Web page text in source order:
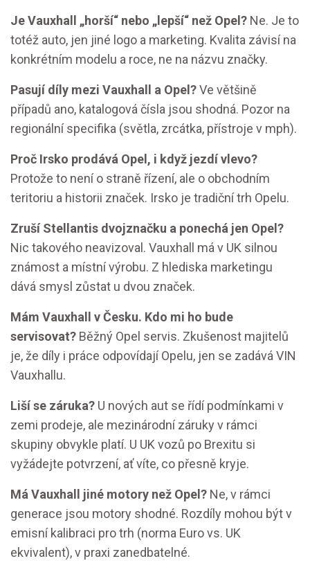
Je Vauxhall „horší“ nebo „lepší“ než Opel? Ne. Je to
totéž auto, jen jiné logo a marketing. Kvalita závisí na
konkrétním modelu a roce, ne na názvu značky.
Pasují díly mezi Vauxhall a Opel?Ve většině
případů ano, katalogová čísla jsou shodná. Pozor na
regionální specifika (světla, zrcátka, přístroje v mph).
Proč Irsko prodává Opel, i když jezdí vlevo?
Protože to není o straně řízení, ale o obchodním
teritoriu a historii značek. Irsko je tradiční trh Opelu.
Zruší Stellantis dvojznačku a ponechá jen Opel?
Nic takového neavizoval. Vauxhall má v UK silnou
známost a místní výrobu. Z hlediska marketingu
dává smysl zůstat u dvou značek.
Mám Vauxhall v Česku. Kdo mi ho bude
servisovat? Běžný Opel servis. Zkušenost majitelů
je, že díly i práce odpovídají Opelu, jen se zadává VIN
Vauxhallu.
Liší se záruka? U nových aut se řídí podmínkami v
zemi prodeje, ale mezinárodní záruky v rámci
skupiny obvykle platí. U UK vozů po Brexitu si
vyžádejte potvrzení, ať víte, co přesně kryje.
Má Vauxhall jiné motory než Opel? Ne, v rámci
generace jsou motory shodné. Rozdíly mohou být v
emisní kalibraci pro trh (norma Euro vs. UK
ekvivalent), v praxi zanedbatelné.